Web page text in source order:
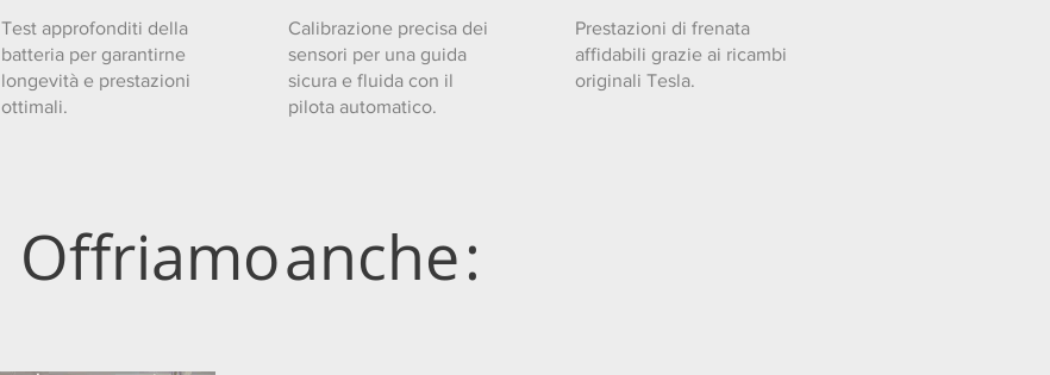
Test approfonditi della
batteria per garantirne
longevità e prestazioni
ottimali.
Calibrazione precisa dei
sensori per una guida
sicura e fluida con il
pilota automatico.
Prestazioni di frenata
affidabili grazie ai ricambi
originali Tesla.
Offriamoanche: